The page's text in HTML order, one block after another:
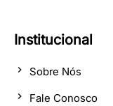
Institucional
Sobre Nós
Fale Conosco